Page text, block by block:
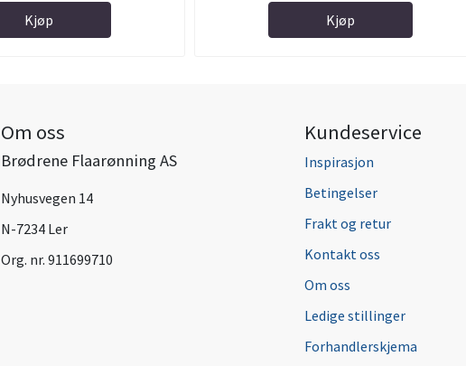
Kjøp Kjøp
Om oss
Brødrene Flaarønning AS
Nyhusvegen 14
N-7234 Ler
Org. nr. 911699710
Kundeservice
Inspirasjon
Betingelser
Frakt og retur
Kontakt oss
Om oss
Ledige stillinger
Forhandlerskjema